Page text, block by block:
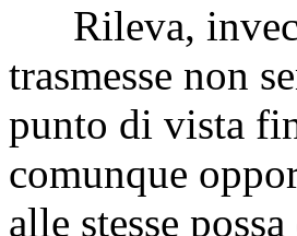
Rileva,
trasmesse non
punto di vista
comunque
alle stesse